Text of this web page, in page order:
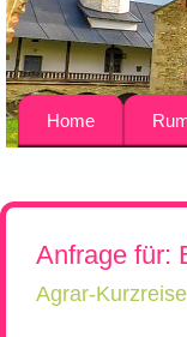
Home
Anfrage für:
Agrar-